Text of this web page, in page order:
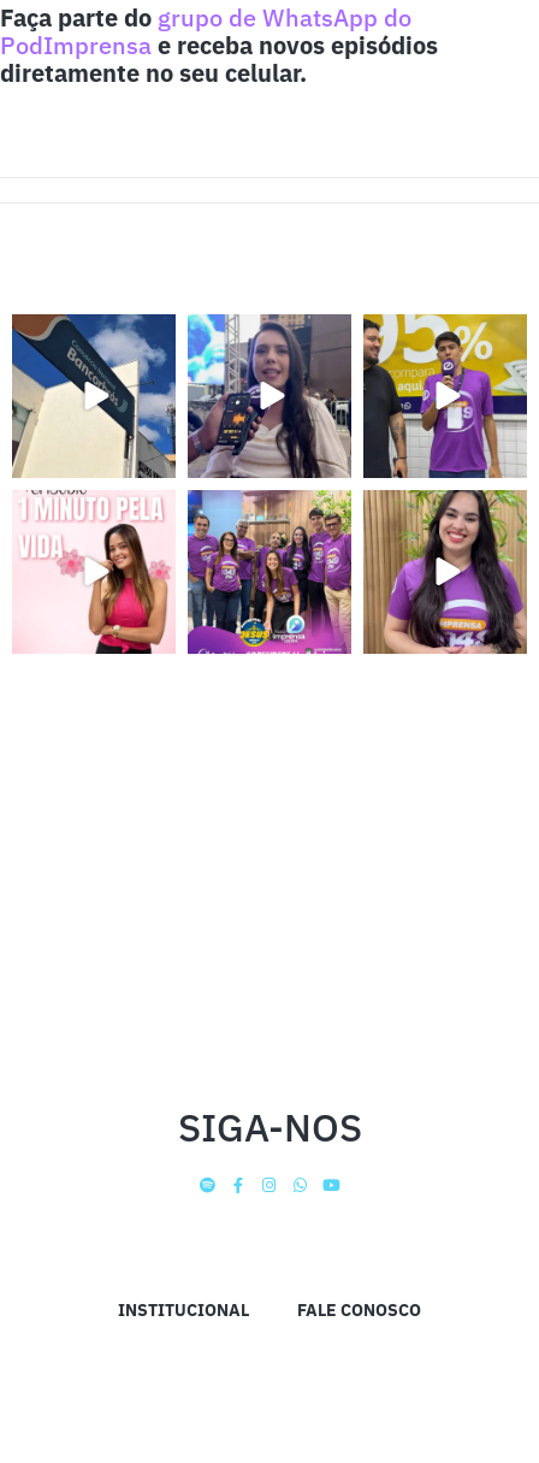
Faça parte do grupo de WhatsApp do
PodImprensae receba novos episódios
diretamente no seu celular.
SIGA-NOS
INSTITUCIONAL FALE CONOSCO